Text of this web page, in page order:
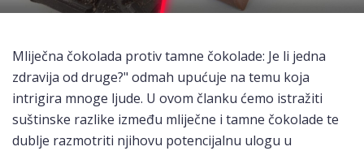
Mliječna čokolada protiv tamne čokolade: Je li jedna
zdravija od druge?" odmah upućuje na temu koja
intrigira mnoge ljude. U ovom članku ćemo istražiti
suštinske razlike između mliječne i tamne čokolade te
dublje razmotriti njihovu potencijalnu ulogu u